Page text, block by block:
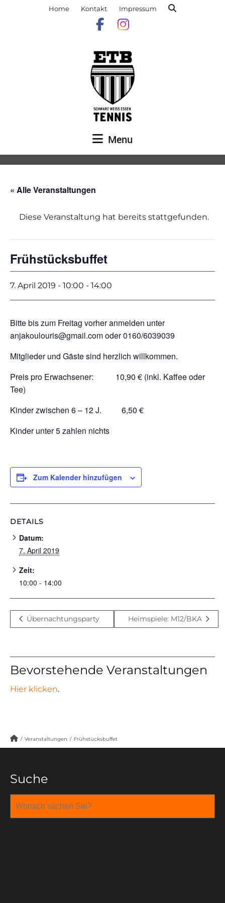
Home Kontakt Impressum
Menu
« Alle Veranstaltungen
Diese Veranstaltung hat bereits stattgefunden.
Frühstücksbuffet
7. April 2019 - 10:00 - 14:00
Bitte bis zum Freitag vorher anmelden unter
anjakoulouris@gmail.com oder 0160/6039039
Mitglieder und Gäste sind herzlich willkommen.
Preis pro Erwachsener: 10,90 € (inkl. Kaffee oder
Tee)
Kinder zwischen 6 – 12 J. 6,50 €
Kinder unter 5 zahlen nichts
Zum Kalender hinzufügen
DETAILS
Datum:
7. April 2019
Zeit:
10:00 - 14:00
Übernachtungsparty Heimspiele: M12/BKA
Bevorstehende Veranstaltungen
Hier klicken.
/ Veranstaltungen / Frühstücksbuffet
Suche